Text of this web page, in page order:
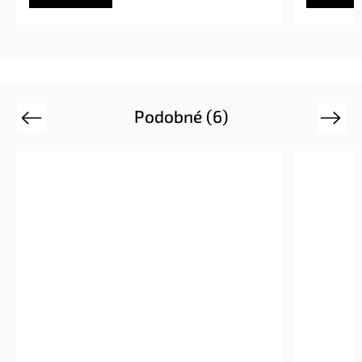
Podobné (6)
Previous Next